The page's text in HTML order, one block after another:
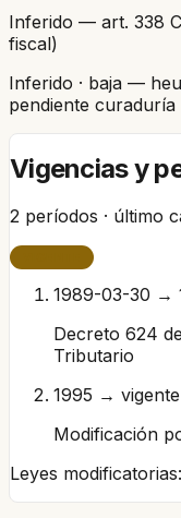
Inferido — art. 338
fiscal)
Inferido · baja —
pendiente curaduría
Vigencias y
2 períodos · último
1989-03-30 →
Decreto 624
Tributario
1995 → vigente
Modificación
Leyes modificatorias: